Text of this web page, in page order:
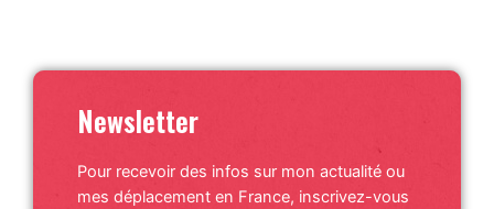
Newsletter
Pour recevoir des infos sur mon actualité ou
mes déplacement en France, inscrivez-vous